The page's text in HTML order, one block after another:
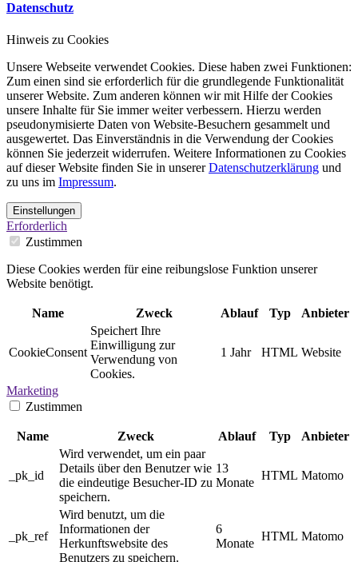
Datenschutz
Hinweis zu Cookies
Unsere Webseite verwendet Cookies. Diese haben zwei Funktionen:
Zum einen sind sie erforderlich für die grundlegende Funktionalität
unserer Website. Zum anderen können wir mit Hilfe der Cookies
unsere Inhalte für Sie immer weiter verbessern. Hierzu werden
pseudonymisierte Daten von Website-Besuchern gesammelt und
ausgewertet. Das Einverständnis in die Verwendung der Cookies
können Sie jederzeit widerrufen. Weitere Informationen zu Cookies
auf dieser Website finden Sie in unsererDatenschutzerklärung und
zu uns im Impressum.
Einstellungen
Erforderlich
Zustimmen
Diese Cookies werden für eine reibungslose Funktion unserer
Website benötigt.
Name Zweck Ablauf Typ Anbieter
CookieConsent
Speichert Ihre
Einwilligung zur
Verwendung von
Cookies.
1 Jahr HTML Website
Marketing
Zustimmen
Name Zweck Ablauf Typ Anbieter
_pk_id
Wird verwendet, um ein paar
Details über den Benutzer wie
die eindeutige Besucher-ID zu
speichern.
13
Monate
HTML Matomo
_pk_ref
Wird benutzt, um die
Informationen der
Herkunftswebsite des
Benutzers zu speichern.
6
Monate
HTML Matomo